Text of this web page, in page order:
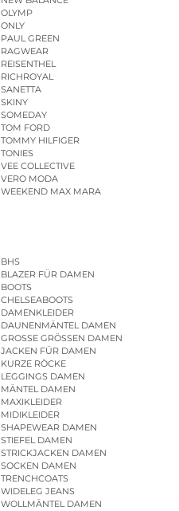
OLYMP
ONLY
PAUL GREEN
RAGWEAR
REISENTHEL
RICHROYAL
SANETTA
SKINY
SOMEDAY
TOM FORD
TOMMY HILFIGER
TONIES
VEE COLLECTIVE
VERO MODA
WEEKEND MAX MARA
BHS
BLAZER FÜR DAMEN
BOOTS
CHELSEABOOTS
DAMENKLEIDER
DAUNENMÄNTEL DAMEN
GROSSE GRÖSSEN DAMEN
JACKEN FÜR DAMEN
KURZE RÖCKE
LEGGINGS DAMEN
MÄNTEL DAMEN
MAXIKLEIDER
MIDIKLEIDER
SHAPEWEAR DAMEN
STIEFEL DAMEN
STRICKJACKEN DAMEN
SOCKEN DAMEN
TRENCHCOATS
WIDELEG JEANS
WOLLMÄNTEL DAMEN